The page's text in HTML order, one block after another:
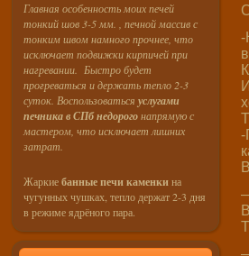
Главная особенность моих печей
тонкий шов 3-5 мм. , печной массив с
тонким швом намного прочнее, что
исключает подвижки кирпичей при
нагревании. Быстро будет
прогреваться и держать тепло 2-3
суток. Воспользоваться услугами
печника в СПб недорогонапрямую с
мастером, что исключает лишних
затрат.
Жаркиебанные печи каменкина
чугунных чушках, тепло держат 2-3 дня
в режиме ядрёного пара.
-
-